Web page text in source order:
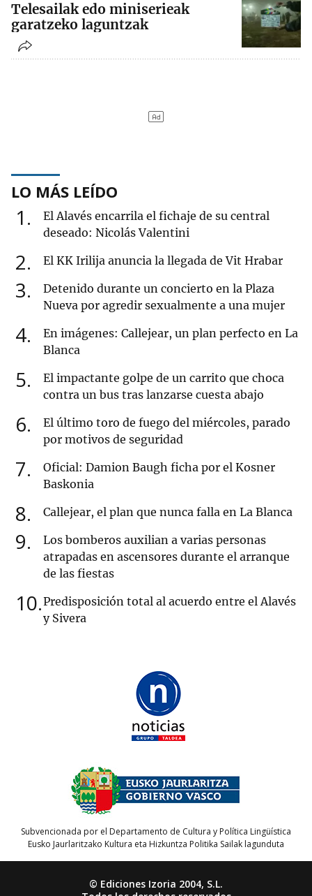
Telesailak edo miniserieak
garatzeko laguntzak
LO MÁS LEÍDO
1
El Alavés encarrila el fichaje de su central
deseado: Nicolás Valentini
2 El KK Irilija anuncia la llegada de Vit Hrabar
3
Detenido durante un concierto en la Plaza
Nueva por agredir sexualmente a una mujer
4
En imágenes: Callejear, un plan perfecto en La
Blanca
5
El impactante golpe de un carrito que choca
contra un bus tras lanzarse cuesta abajo
6
El último toro de fuego del miércoles, parado
por motivos de seguridad
7
Oficial: Damion Baugh ficha por el Kosner
Baskonia
8 Callejear, el plan que nunca falla en La Blanca
9
Los bomberos auxilian a varias personas
atrapadas en ascensores durante el arranque
de las fiestas
10 Predisposición total al acuerdo entre el Alavés
y Sivera
Subvencionada por el Departamento de Cultura y Política Lingüística
Eusko Jaurlaritzako Kultura eta Hizkuntza Politika Sailak lagunduta
© Ediciones Izoria 2004, S.L.